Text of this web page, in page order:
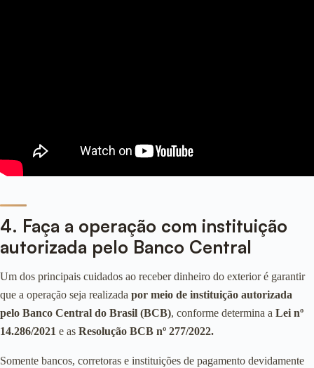
4. Faça a operação com instituição
autorizada pelo Banco Central
Um dos principais cuidados ao receber dinheiro do exterior é garantir
que a operação seja realizada por meio de instituição autorizada
pelo Banco Central do Brasil (BCB), conforme determina a Lei nº
14.286/2021 e as Resolução BCB nº 277/2022.
Somente bancos, corretoras e instituições de pagamento devidamente